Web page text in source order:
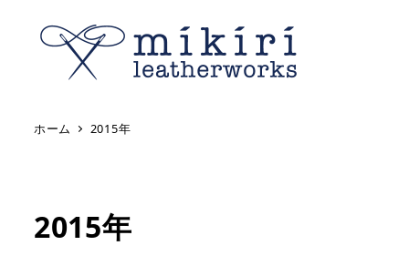
ホーム 2015年
2015年